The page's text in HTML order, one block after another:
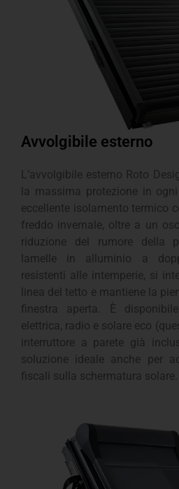
Avvolgibile esterno
L’avvolgibile esterno Roto
la massima protezione in
eccellente isolamento termico
freddo invernale, oltre a un
riduzione del rumore della
lamelle in alluminio a
resistenti alle intemperie, si
linea del tetto e mantiene la
finestra aperta. È
elettrica, radio e solare eco
interruttore a parete già
soluzione ideale anche per
fiscali sulla schermatura solare.